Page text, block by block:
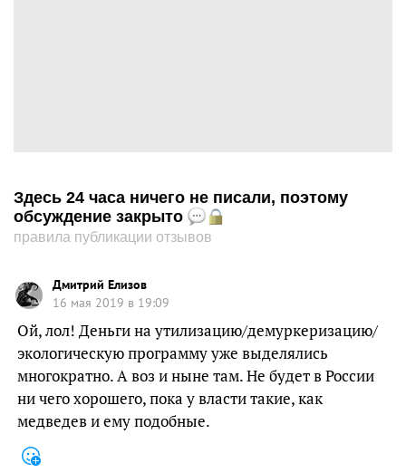
Здесь 24 часа ничего не писали, поэтому
обсуждение закрыто
правила публикации отзывов
Дмитрий Елизов
16 мая 2019 в 19:09
Ой, лол! Деньги на утилизацию/демуркеризацию/
экологическую программу уже выделялись
многократно. А воз и ныне там. Не будет в России
ни чего хорошего, пока у власти такие, как
медведев и ему подобные.